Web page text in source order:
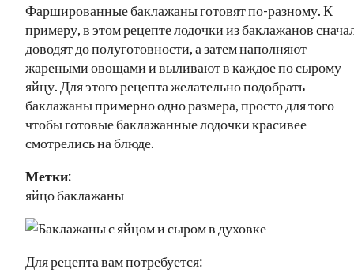
Фаршированные баклажаны готовят по-разному. К
примеру, в этом рецепте лодочки из баклажанов
доводят до полуготовности, а затем наполняют
жареными овощами и выливают в каждое по сырому
яйцу. Для этого рецепта желательно подобрать
баклажаны примерно одно размера, просто для того
чтобы готовые баклажанные лодочки красивее
смотрелись на блюде.
Метки:
яйцо баклажаны
Для рецепта вам потребуется: